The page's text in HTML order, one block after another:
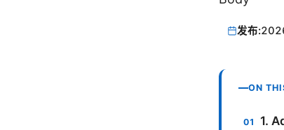
发布:
ON
1.